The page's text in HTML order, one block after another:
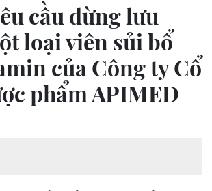
cầu dừng lưu
loại viên sủi bổ
của Công ty Cổ
phẩm APIMED